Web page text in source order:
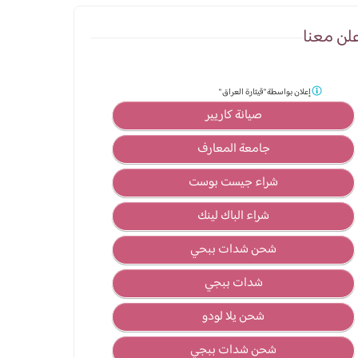
معنا
صيانة كاريير
جامعة المعارف
شراء جيست بوست
شراء الباك لينك
شحن شدات ببحي
شدات ببجي
شحن يلا لودو
شحن شدات ببجي
إعلان بواسطة"قيثارة العراق "